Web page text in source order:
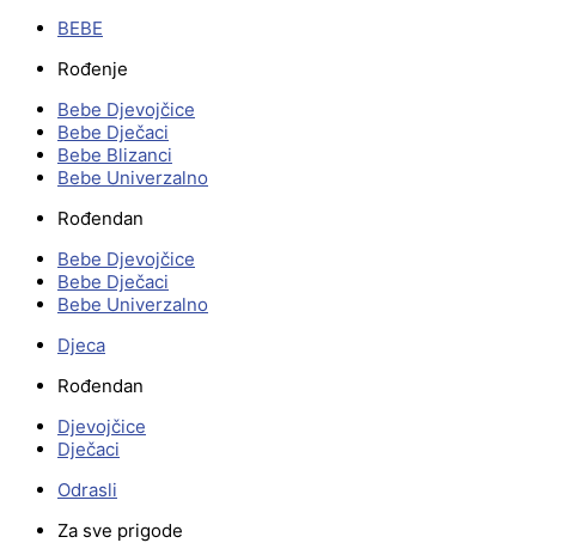
BEBE
Rođenje
Bebe Djevojčice
Bebe Dječaci
Bebe Blizanci
Bebe Univerzalno
Rođendan
Bebe Djevojčice
Bebe Dječaci
Bebe Univerzalno
Djeca
Rođendan
Djevojčice
Dječaci
Odrasli
Za sve prigode